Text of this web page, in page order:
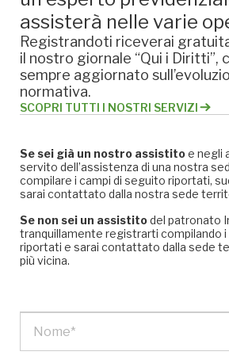
assisterà nelle varie
Registrandoti riceverai
il nostro giornale “Qui i Diritti”,
sempre aggiornato
normativa.
SCOPRI TUTTI I NOSTRI SERVIZI
Se sei già un nostro assistitoe negli
servito dell’assistenza di una nostra
compilare i campi di seguito riportati,
sarai contattato dalla nostra sede
Se non sei un assistitodel patronato
tranquillamente registrarti compilando
riportati e sarai contattato dalla sede
più vicina.